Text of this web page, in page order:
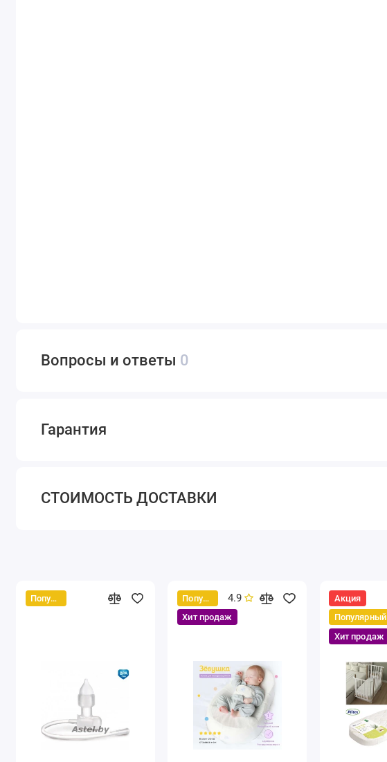
Вопросы и ответы 0
Гарантия
СТОИМОСТЬ ДОСТАВКИ
Популярный
Популярный
Хит продаж
4.9
Акция
Популярный
Хит продаж